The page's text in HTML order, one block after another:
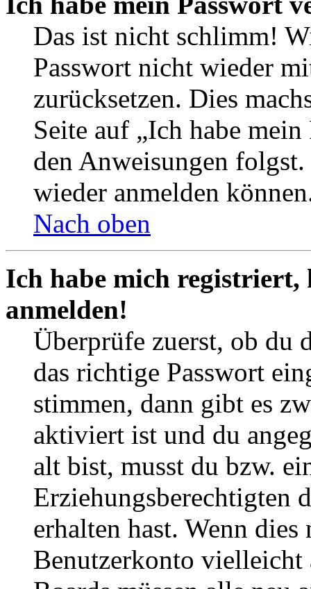
Das ist nicht schlimm!
Passwort nicht wieder
zurücksetzen. Dies
Seite auf „Ich habe
den Anweisungen
wieder anmelden
Nach oben
Ich habe mich
anmelden!
Überprüfe zuerst, ob du
das richtige Passwort
stimmen, dann gibt es
aktiviert ist und du
alt bist, musst du bzw.
Erziehungsberechtigten
erhalten hast. Wenn
Benutzerkonto